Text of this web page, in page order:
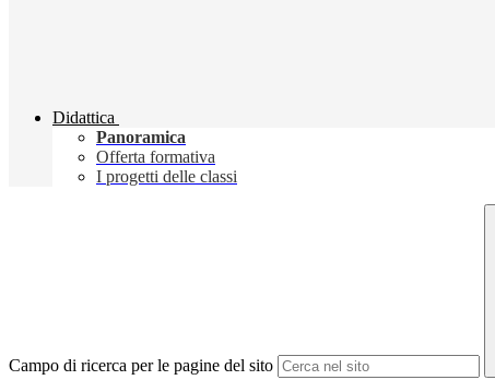
Didattica
Panoramica
Offerta formativa
I progetti delle classi
Campo di ricerca per le pagine del sito